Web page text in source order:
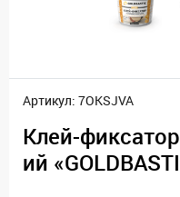
Артикул: 7OKSJVA
Клей-
ий